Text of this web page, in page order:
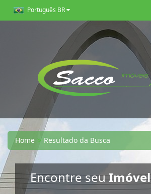
Português BR
Home Resultado da Busca
Encontre seuImóvel